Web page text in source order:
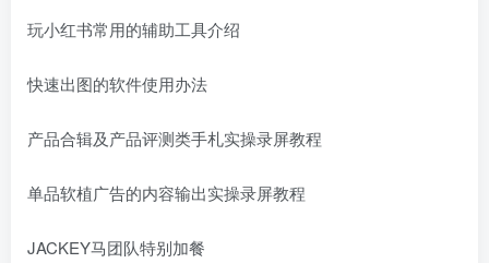
玩小红书常用的辅助工具介绍
快速出图的软件使用办法
产品合辑及产品评测类手札实操录屏教程
单品软植广告的内容输出实操录屏教程
JACKEY马团队特别加餐